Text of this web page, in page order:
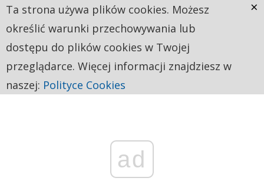
ad
Ta strona używa plików cookies. Możesz
określić warunki przechowywania lub
dostępu do plików cookies w Twojej
przeglądarce. Więcej informacji znajdziesz w
naszej: Polityce Cookies
×